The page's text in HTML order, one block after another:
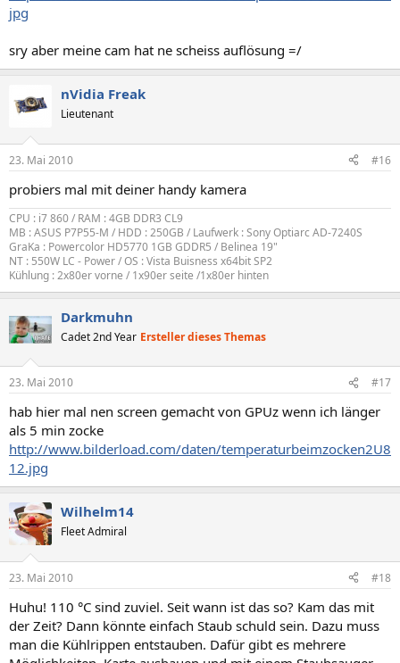
jpg
sry aber meine cam hat ne scheiss auflösung =/
nVidia Freak
Lieutenant
23. Mai 2010 #16
probiers mal mit deiner handy kamera
CPU : i7 860 / RAM : 4GB DDR3 CL9
MB : ASUS P7P55-M / HDD : 250GB / Laufwerk : Sony Optiarc AD-7240S
GraKa : Powercolor HD5770 1GB GDDR5 / Belinea 19"
NT : 550W LC - Power / OS : Vista Buisness x64bit SP2
Kühlung : 2x80er vorne / 1x90er seite /1x80er hinten
Darkmuhn
Cadet 2nd Year Ersteller dieses Themas
23. Mai 2010 #17
hab hier mal nen screen gemacht von GPUz wenn ich länger
als 5 min zocke
http://www.bilderload.com/daten/temperaturbeimzocken2U8
12.jpg
Wilhelm14
Fleet Admiral
23. Mai 2010 #18
Huhu! 110 °C sind zuviel. Seit wann ist das so? Kam das mit
der Zeit? Dann könnte einfach Staub schuld sein. Dazu muss
man die Kühlrippen entstauben. Dafür gibt es mehrere